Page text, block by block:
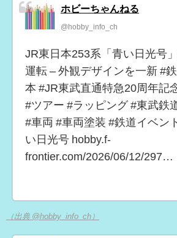
ホビーちゃんねる
@hobby_info_ch
JR東日本253系「青い日光号
運転 – 外観デザインを一新 #
本 #JR東武直通特急20周年記
#ツアー #ラッピング #東武鉄
#車両 #車両塗装 #鉄道イベン
い日光号 hobby.f-
frontier.com/2026/06/12/297…
（出典 @hobby_info_ch）